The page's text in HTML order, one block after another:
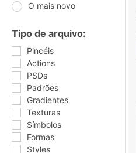
O mais novo
Tipo de arquivo:
Pincéis
Actions
PSDs
Padrões
Gradientes
Texturas
Símbolos
Formas
Styles